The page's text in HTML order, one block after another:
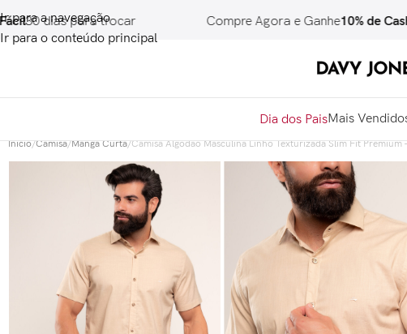
Ir para a navegação
Ir para o conteúdo principal
dias para trocar Compre Agora e Ganhe 10% de
Dia dos PaisMais
Início/Camisa/Manga Curta/Camisa Algodão Masculina Linho Texturizada Slim Fit Premium